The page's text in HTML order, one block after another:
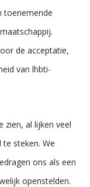
toenemende
de acceptatie,
van lhbti-
zien, al lijken veel
steken. We
ons als een
openstelden.